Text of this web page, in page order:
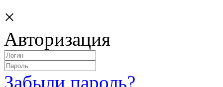
×
Авторизация
Забыли пароль?